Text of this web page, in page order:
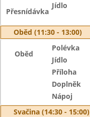
Přesnídávka
Jídlo
Oběd (11:30 - 13:00)
Oběd
Polévka
Jídlo
Příloha
Doplněk
Nápoj
Svačina (14:30 - 15:00)